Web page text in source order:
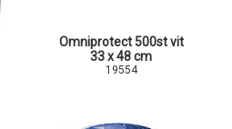
Omniprotect 500st vit
33 x 48 cm
19554